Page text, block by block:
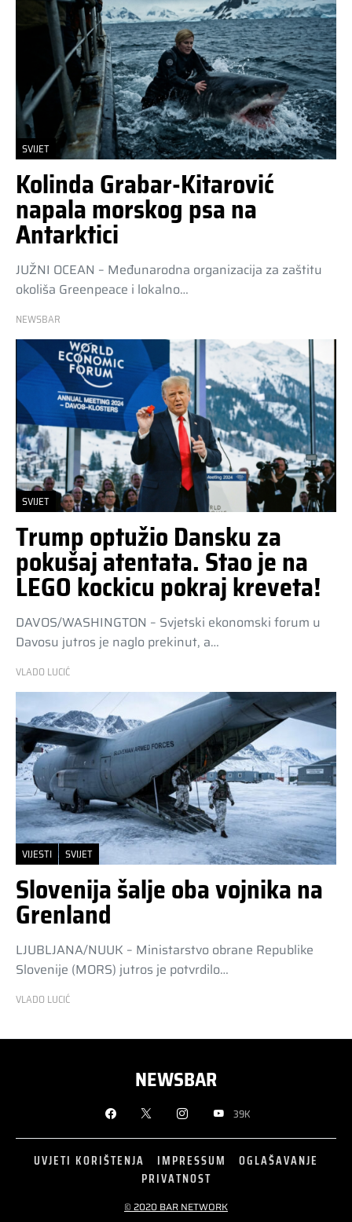
SVIJET
Kolinda Grabar-Kitarović
napala morskog psa na
Antarktici
JUŽNI OCEAN – Međunarodna organizacija za zaštitu
okoliša Greenpeace i lokalno…
NEWSBAR
SVIJET
Trump optužio Dansku za
pokušaj atentata. Stao je na
LEGO kockicu pokraj kreveta!
DAVOS/WASHINGTON – Svjetski ekonomski forum u
Davosu jutros je naglo prekinut, a…
VLADO LUCIĆ
VIJESTI SVIJET
Slovenija šalje oba vojnika na
Grenland
LJUBLJANA/NUUK – Ministarstvo obrane Republike
Slovenije (MORS) jutros je potvrdilo…
VLADO LUCIĆ
NEWSBAR
39K
UVJETI KORIŠTENJA IMPRESSUM
OGLAŠAVANJE
PRIVATNOST
© 2020 BAR NETWORK